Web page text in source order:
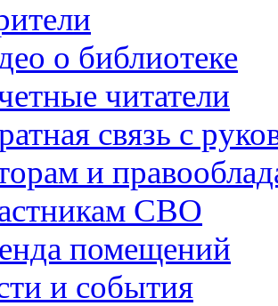
о библиотеке
читатели
связь с
и
СВО
помещений
и события